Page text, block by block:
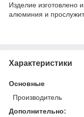
Изделие изготовлено
алюминия и
Характеристики
Основные
Производитель
Дополнительно: